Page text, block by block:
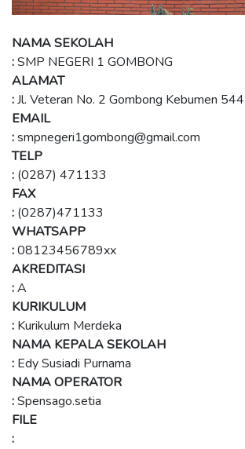
NAMA SEKOLAH
:SMP NEGERI 1 GOMBONG
ALAMAT
:Jl. Veteran No. 2 Gombong Kebumen
EMAIL
:smpnegeri1gombong@gmail.com
TELP
: (0287) 471133
FAX
: (0287)471133
WHATSAPP
:08123456789xx
AKREDITASI
:A
KURIKULUM
: Kurikulum Merdeka
NAMA KEPALA SEKOLAH
: Edy Susiadi Purnama
NAMA OPERATOR
:Spensago.setia
FILE
: